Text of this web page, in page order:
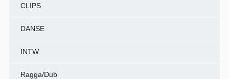
CLIPS
DANSE
INTW
Ragga/Dub